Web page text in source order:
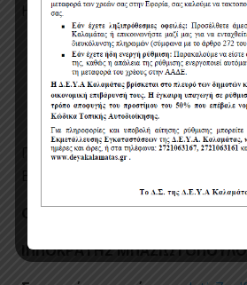
Η κάθε προσφορά θα πρέπει να
Υπεύθυνη δήλωση του Ν.
Ασφαλιστική ενημερότητα.
Φορολογική ενημερότητα.
Πληροφορίες σχετικά με τον
Ο ΓΕΝΙΚΟΣ ΔΙΕΥΘΥΝΤΗΣ
ΙΠΠΟΚΡΑΤΗΣ